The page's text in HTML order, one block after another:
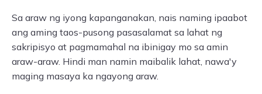
Sa araw ng iyong kapanganakan, nais naming ipaabot
ang aming taos-pusong pasasalamat sa lahat ng
sakripisyo at pagmamahal na ibinigay mo sa amin
araw-araw. Hindi man namin maibalik lahat, nawa'y
maging masaya ka ngayong araw.